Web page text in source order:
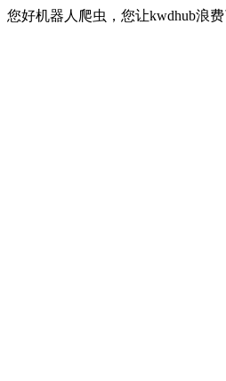
您好机器人爬虫，您让kwdhub浪